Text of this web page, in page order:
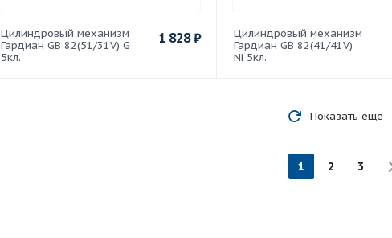
Цилиндровый механизм
Гардиан GB 82(51/31V) G
5кл.
1 828₽
Цилиндровый механизм
Гардиан GB 82(41/41V)
Ni 5кл.
Показать еще
1 2 3